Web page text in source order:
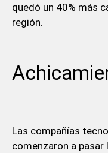
quedó un 40% más
región.
Las compañías
comenzaron a